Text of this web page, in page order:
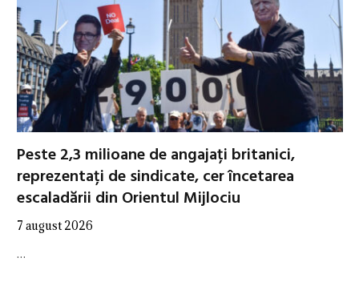
Peste 2,3 milioane de angajați britanici,
reprezentați de sindicate, cer încetarea
escaladării din Orientul Mijlociu
7 august 2026
…